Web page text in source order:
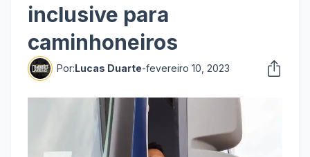
inclusive para
caminhoneiros
Por:Lucas Duarte-fevereiro 10, 2023